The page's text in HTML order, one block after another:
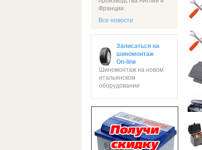
Франции.
Все новости
Записаться на
шиномонтаж
On-line
Шиномонтаж на новом
итальянском
оборудовании